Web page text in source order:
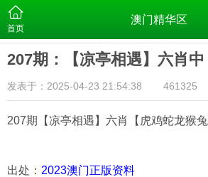
首页
澳门精华区
207期：【凉亭相遇】六肖中
发表于：2025-04-23 21:54:38 461325
207期【凉亭相遇】六肖【虎鸡蛇龙猴兔
出处： 2023澳门正版资料